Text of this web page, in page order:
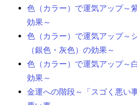
色（カラー）で運気アップ～
効果～
色（カラー）で運気アップ～
（銀色・灰色）の効果～
色（カラー）で運気アップ～
効果～
金運への階段～「スゴく悪い